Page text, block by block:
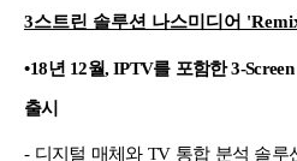
3스트린 솔루션 나스미디어
•18년 12월, IPTV를 포함한 3-
출시
- 디지털 매체와 TV 통합 분석 솔루